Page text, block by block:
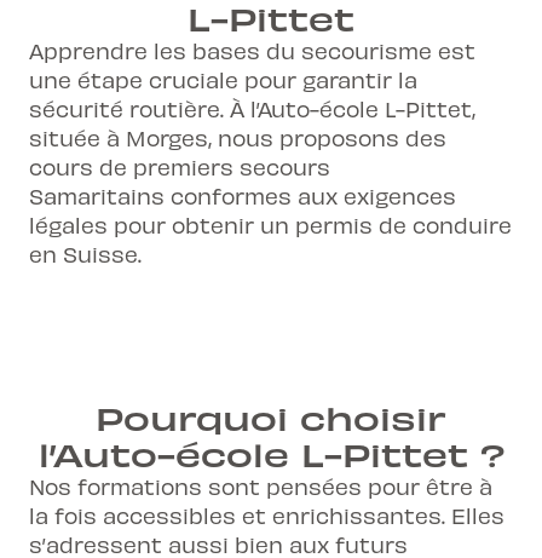
L-Pittet
Apprendre les bases du secourisme est
une étape cruciale pour garantir la
sécurité routière. À l’Auto-école L-Pittet,
située à Morges, nous proposons des
cours de premiers secours
Samaritains conformes aux exigences
légales pour obtenir un permis de conduire
en Suisse.
Pourquoi choisir
l’Auto-école L-Pittet ?
Nos formations sont pensées pour être à
la fois accessibles et enrichissantes. Elles
s’adressent aussi bien aux futurs